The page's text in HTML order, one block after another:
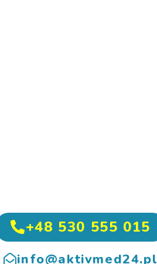
+48 530 555 015
info@aktivmed24.pl